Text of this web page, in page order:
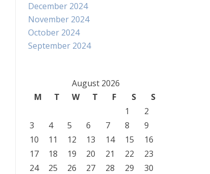
December 2024
November 2024
October 2024
September 2024
August 2026
M
T W T F S
S
1
2
3
4 5 6 7 8
9
10
11 12 13 14 15
16
17
18 19 20 21 22
23
24
25 26 27 28 29
30